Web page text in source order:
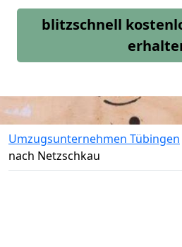
blitzschnell
Umzugsunternehmen Tübingen
nach Netzschkau